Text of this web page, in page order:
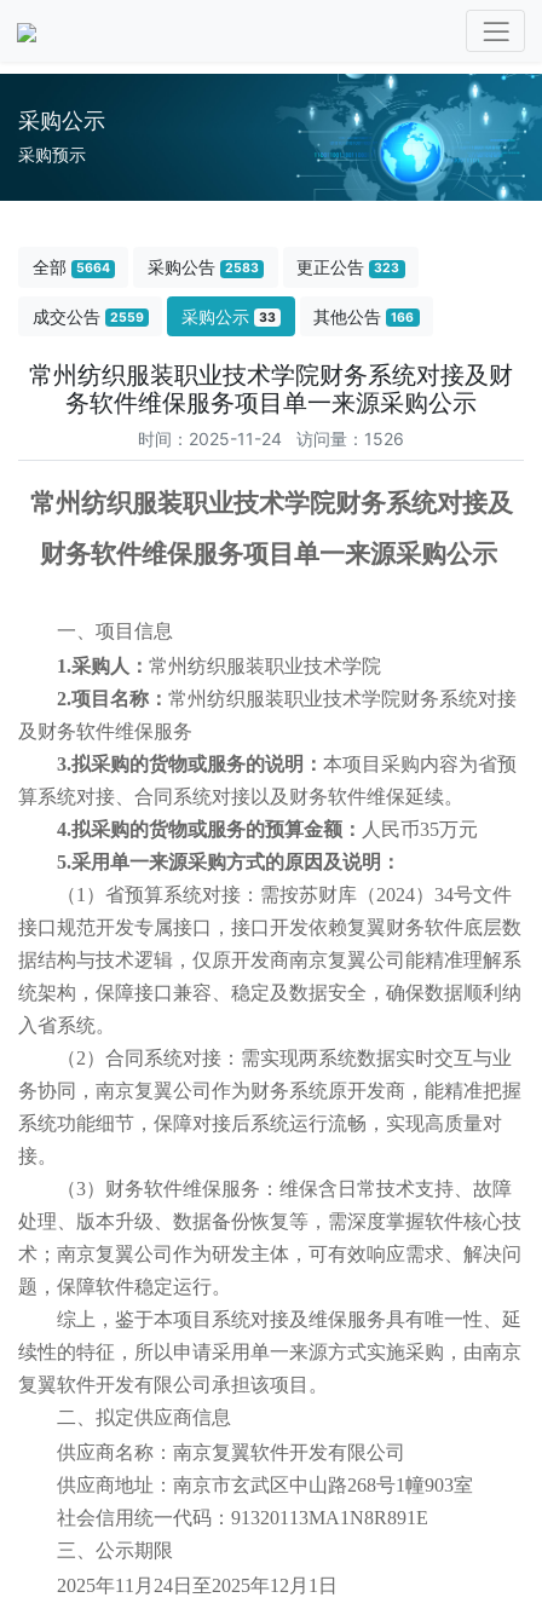
采购公示
采购预示
全部 5664 采购公告 2583 更正公告 323
成交公告 2559 采购公示 33 其他公告 166
常州纺织服装职业技术学院财务系统对接及财
务软件维保服务项目单一来源采购公示
时间：2025-11-24 访问量：1526
常州纺织服装职业技术学院财务系统对接及
财务软件维保服务项目 单一来源采购公示
一、项目信息
1.采购人： 常州纺织服装职业技术学院
2.项目名称： 常州纺织服装职业技术学院财务系统对接
及财务软件维保服务
3.拟采购的货物或服务的说明： 本项目采购内容为省预
算系统对接
合同系统对接以及财务软件维保延续。
4.拟采购的货物或服务的预算金额： 人民币35万元
5.采用单一来源采购方式的原因及说明 ：
（1 ）省预算系统对接：需按苏财库（2024）34号文件
接口规范开发专属接口，接口开发依赖复翼财务软件底层数
据结构与技术逻辑，仅原开发商南京复翼公司能精准理解系
统架构，保障接口兼容、稳定及数据安全，确保数据顺利纳
入省系统。
（2）合同系统对接：需实现两系统数据实时交互与业
务协同，南京复翼公司作为财务系统原开发商，能精准把握
系统功能细节，保障对接后系统运行流畅，实现高质量对
接。
（3）财务软件维保服务：维保含日常技术支持、故障
处理、版本升级、数据备份恢复等，需深度掌握软件核心技
术；南京复翼公司作为研发主体，可有效响应需求、解决问
题，保障软件稳定运行。
综上，鉴于本项目系统对接及维保服务具有唯一性、延
续性的特征，所以申请采用单一来源方式实施采购，由南京
复翼软件开发有限公司 承担该项目。
二、拟定供应商信息
供应商名称：南京复翼软件开发有限公司
供应商地址：南京市玄武区中山路268号1幢903室
社会信用统一代码： 91320113MA1N8R891E
三、公示期限
2025年11 月 24日至2025年12 月 1 日